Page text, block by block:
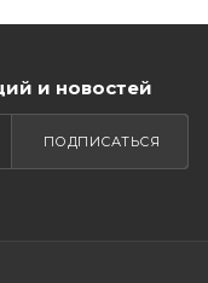
и новостей
ПОДПИСАТЬСЯ